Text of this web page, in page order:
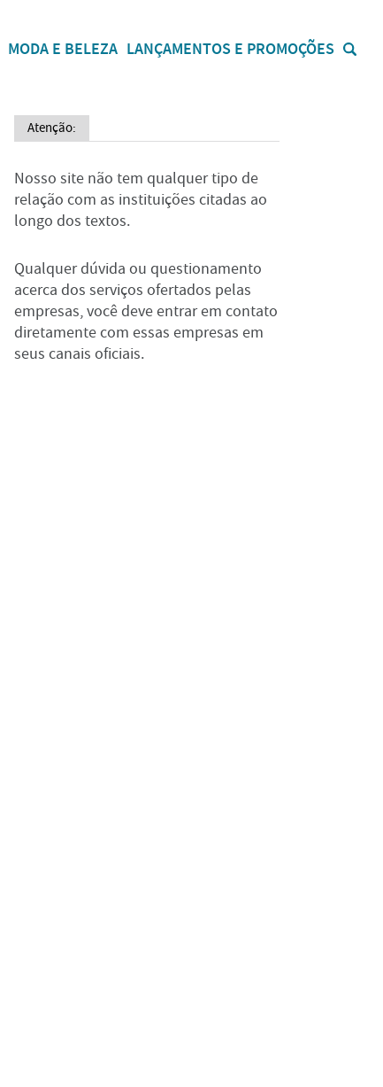
MODA E BELEZA LANÇAMENTOS E PROMOÇÕES
Atenção:
Nosso site não tem qualquer tipo de
relação com as instituições citadas ao
longo dos textos.
Qualquer dúvida ou questionamento
acerca dos serviços ofertados pelas
empresas, você deve entrar em contato
diretamente com essas empresas em
seus canais oficiais.